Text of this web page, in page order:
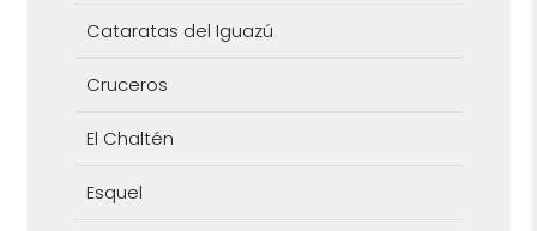
Cataratas del Iguazú
Cruceros
El Chaltén
Esquel